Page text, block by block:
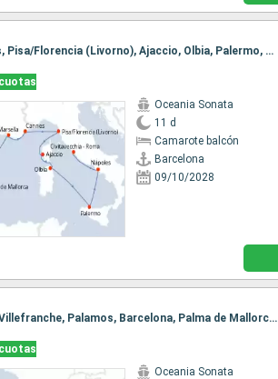
Itinerario : Barcelona, Palma de Mallorca, Marsella, Cannes, Pisa/Florencia (Livorno), Ajaccio, Olbia, Palermo, Nápoles, Civitavecchia - Roma
Oceania Sonata
11 d
Camarote balcón
Barcelona
09/10/2028
Itinerario : Civitavecchia - Roma, Pisa/Florencia (Livorno), Villefranche, Palamos, Barcelona, Palma de Mallorca, Malaga, Gibraltar, Portimao, Lisboa
Oceania Sonata